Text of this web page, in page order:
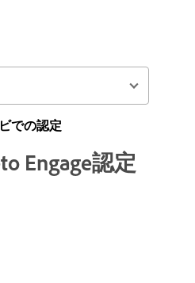
での認定
Engage認定